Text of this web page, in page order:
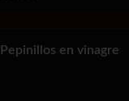
Pepinillos en vinagre